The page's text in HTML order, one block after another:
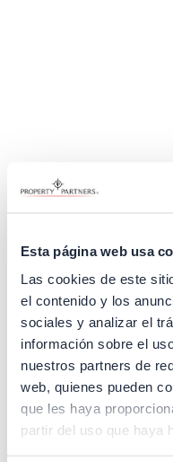
Esta página web usa
Las cookies de este
el contenido y los
sociales y analizar el
información sobre el
nuestros partners de
web, quienes pueden
que les haya
partir del uso que haya
Application error: a
browser